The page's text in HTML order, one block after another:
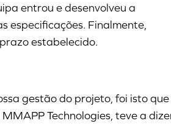
entrou e desenvolveu a
especificações. Finalmente,
estabelecido.
gestão do projeto, foi isto que
Technologies, teve a